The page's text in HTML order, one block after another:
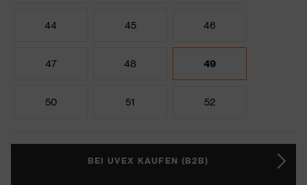
44 45 46
47 48 49
50 51 52
BEI UVEX KAUFEN (B2B)